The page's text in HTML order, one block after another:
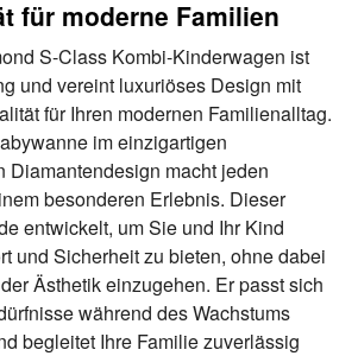
für moderne Familien
S-Class Kombi-Kinderwagen ist
und vereint luxuriöses Design mit
für Ihren modernen Familienalltag.
im einzigartigen
Diamantendesign macht jeden
besonderen Erlebnis. Dieser
entwickelt, um Sie und Ihr Kind
und Sicherheit zu bieten, ohne dabei
Ästhetik einzugehen. Er passt sich
während des Wachstums
begleitet Ihre Familie zuverlässig